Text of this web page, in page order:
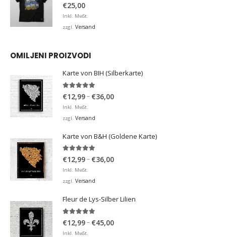
0 von 5
€25,00
Inkl. MwSt.
zzgl. Versand
OMILJENI PROIZVODI
Karte von BIH (Silberkarte)
4.92 von 5
€12,99– €36,00Preisspanne:
Inkl. MwSt.
zzgl. Versand
Karte von B&H (Goldene Karte)
4.98von 5
€12,99– €36,00Preisspanne:
Inkl. MwSt.
zzgl. Versand
Fleur de Lys-Silber Lilien
4.95von 5
€12,99– €45,00Preisspanne:
Inkl. MwSt.